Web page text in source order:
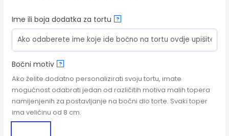
Ime ili boja dodatka za tortu ?
Bočni motiv ?
Ako želite dodatno personalizirati svoju tortu, imate
mogućnost odabrati jedan od različitih motiva malih topera
namijenjenih za postavljanje na bočni dio torte. Svaki toper
ima veličinu od 8 cm.